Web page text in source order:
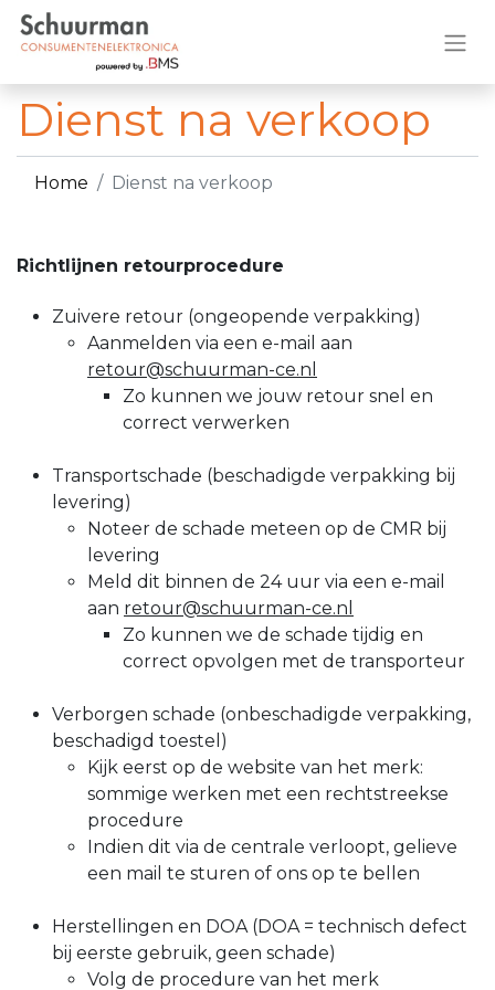
Dienst na verkoop
Home Dienst na verkoop
Richtlijnen retourprocedure
Zuivere retour (ongeopende verpakking)
Aanmelden via een e-mail aan
retour@schuurman-ce.nl
Zo kunnen we jouw retour snel en
correct verwerken
Transportschade (beschadigde verpakking bij
levering)
Noteer de schade meteen op de CMR bij
levering
Meld dit binnen de 24 uur via een e-mail
aan retour@schuurman-ce.nl
Zo kunnen we de schade tijdig en
correct opvolgen met de transporteur
Verborgen schade (onbeschadigde verpakking,
beschadigd toestel)
Kijk eerst op de website van het merk:
sommige werken met een rechtstreekse
procedure
Indien dit via de centrale verloopt, gelieve
een mail te sturen of ons op te bellen
Herstellingen en DOA (DOA = technisch defect
bij eerste gebruik, geen schade)
Volg de procedure van het merk